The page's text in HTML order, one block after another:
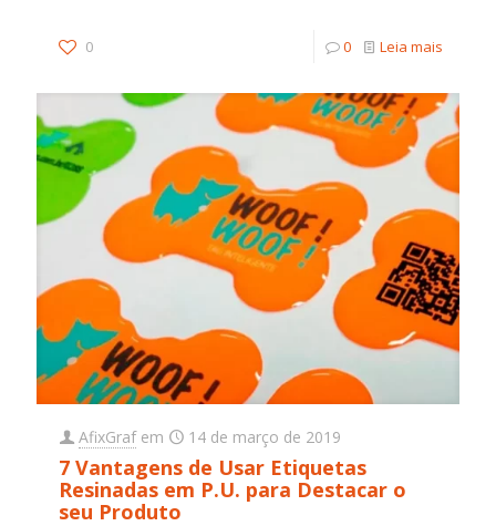
0 0 Leia mais
AfixGraf em 14 de março de 2019
7 Vantagens de Usar Etiquetas
Resinadas em P.U. para Destacar o
seu Produto